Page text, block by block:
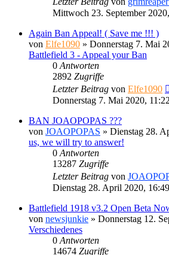
Mittwoch 23. September
Again Ban Appeal! ( Save me !!! )
von Elfe1090 » Donnerstag 7. Mai
Battlefield 3 - Appeal your Ban
0 Antworten
2892 Zugriffe
Letzter Beitrag von Elfe1090
Donnerstag 7. Mai 2020, 11:22
BAN JOAOPOPAS ???
von JOAOPOPAS » Dienstag 28.
us, we will try to answer!
0 Antworten
13287 Zugriffe
Letzter Beitrag von
Dienstag 28. April 2020, 16:49
Battlefield 1918 v3.2 Open Beta
von newsjunkie » Donnerstag 12.
Verschiedenes
0 Antworten
14674 Zugriffe